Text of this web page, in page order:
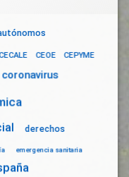
CEOE CEPYME
coronavirus
derechos
emergencia sanitaria